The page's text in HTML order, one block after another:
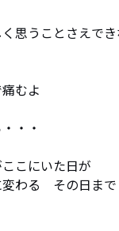
思うことさえで
むよ
・・
こにいた日が
わる　その日まで